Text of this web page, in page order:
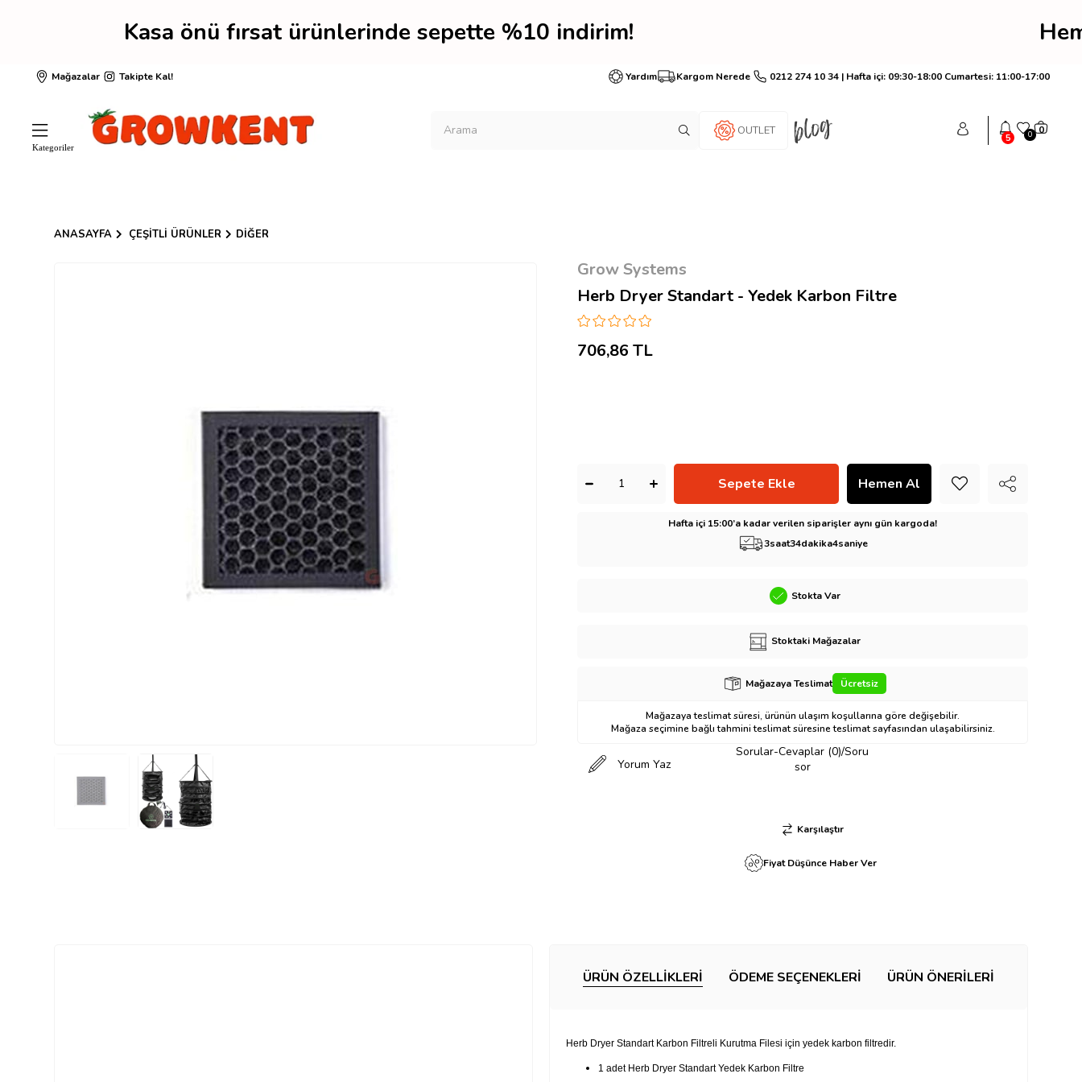
Kasa önü fırsat ürünlerinde sepette %10 indirim! Hemen üye ol
Mağazalar Takipte Kal! Yardım Kargom Nerede 0212 274 10 34 | Hafta içi: 09:30-18:00 Cumartesi: 11:00-17:00
OUTLET
5 0 0
ANASAYFA ÇEŞITLI ÜRÜNLER DIĞER
Grow Systems
Herb Dryer Standart - Yedek Karbon Filtre
706,86 TL
Hafta içi 15:00’a kadar verilen siparişler aynı gün kargoda!
3saat34dakika3saniye
Stokta Var
Stoktaki Mağazalar
Mağazaya Teslimat Ücretsiz
Mağazaya teslimat süresi, ürünün ulaşım koşullarına göre değişebilir.
Mağaza seçimine bağlı tahmini teslimat süresine teslimat sayfasından ulaşabilirsiniz.
Yorum Yaz
Sorular-Cevaplar (0)/Soru
sor
Karşılaştır
Fiyat Düşünce Haber Ver
ÜRÜN ÖZELLIKLERI ÖDEME SEÇENEKLERI ÜRÜN ÖNERILERI
Herb Dryer Standart Karbon Filtreli Kurutma Filesi için yedek karbon filtredir.
1 adet Herb Dryer Standart Yedek Karbon Filtre